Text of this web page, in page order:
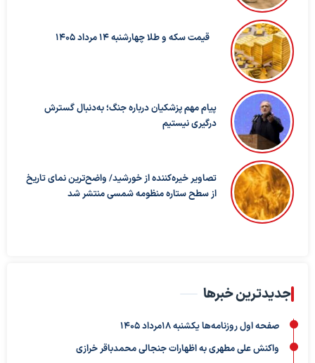
قیمت سکه و طلا چهارشنبه 14 مرداد 1405
پیام مهم پزشکیان درباره جنگ؛ به‌دنبال گسترش
درگیری نیستیم
تصاویر خیره‌کننده از خورشید/ واضح‌ترین نمای تاریخ
از سطح ستاره منظومه شمسی منتشر شد
جدیدترین خبرها
صفحه اول روزنامه‌ها یکشنبه 18مرداد 1405
واکنش علی مطهری به اظهارات جنجالی محمدباقر خرازی